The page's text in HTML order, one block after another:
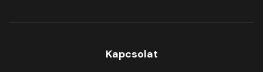
Kapcsolat